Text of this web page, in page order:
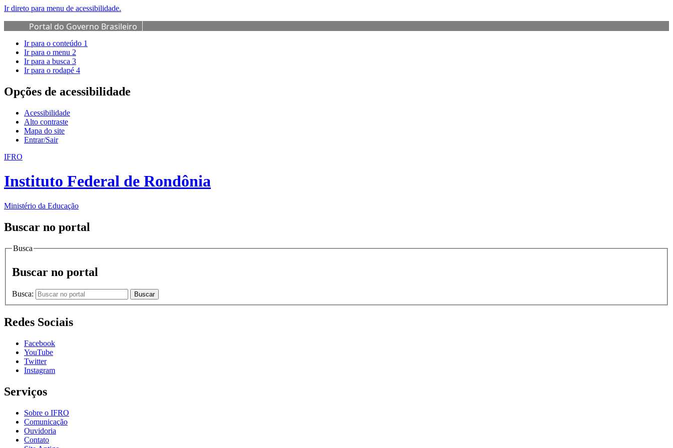
Ir direto para menu de acessibilidade.
Portal do Governo Brasileiro
Ir para o conteúdo 1
Ir para o menu 2
Ir para a busca 3
Ir para o rodapé 4
Opções de acessibilidade
Acessibilidade
Alto contraste
Mapa do site
Entrar/Sair
IFRO
Instituto Federal de Rondônia
Ministério da Educação
Buscar no portal
Busca
Buscar no portal
Busca: Buscar
Redes Sociais
Facebook
YouTube
Twitter
Instagram
Serviços
Sobre o IFRO
Comunicação
Ouvidoria
Contato